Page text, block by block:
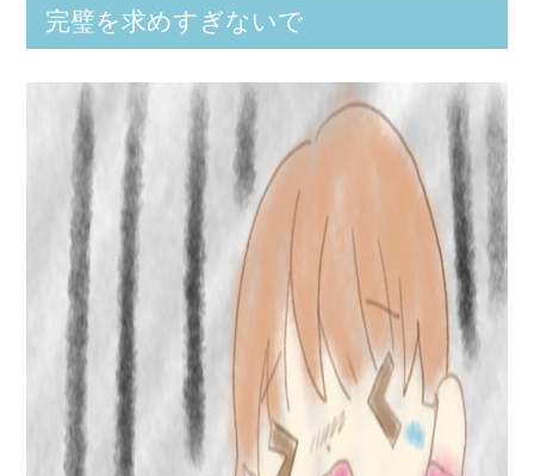
完璧を求めすぎないで